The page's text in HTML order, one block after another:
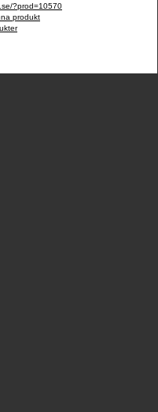
?prod=10570
produkt